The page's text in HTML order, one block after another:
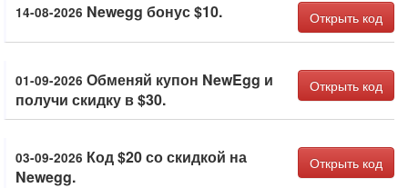
14-08-2026 Newegg бонус $10. Открыть код
01-09-2026 Обменяй купон NewEgg и
получи скидку в $30.
Открыть код
03-09-2026 Код $20 со скидкой на
Newegg.
Открыть код